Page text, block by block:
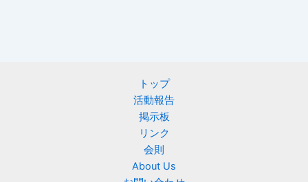
トップ
活動報告
掲示板
リンク
会則
About Us